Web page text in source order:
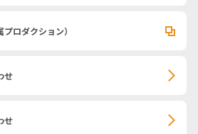
プロダクション）
せ
せ